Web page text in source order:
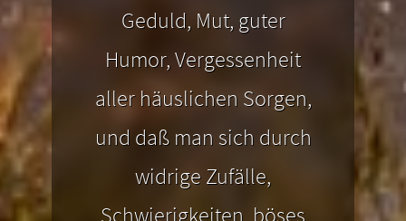
Geduld, Mut, guter
Humor, Vergessenheit
aller häuslichen Sorgen,
und daß man sich durch
widrige Zufälle,
Schwierigkeiten, böses